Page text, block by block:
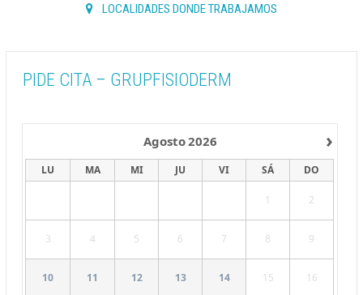
LOCALIDADES DONDE TRABAJAMOS
PIDE CITA – GRUPFISIODERM
›
Agosto2026
LU MA MI JU VI SÁ DO
1 2
3 4 5 6 7 8 9
10 11 12 13 14 15 16